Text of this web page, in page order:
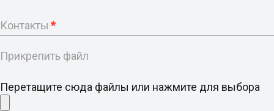
Контакты *
Прикрепить файл
Перетащите сюда файлы или нажмите для выбора